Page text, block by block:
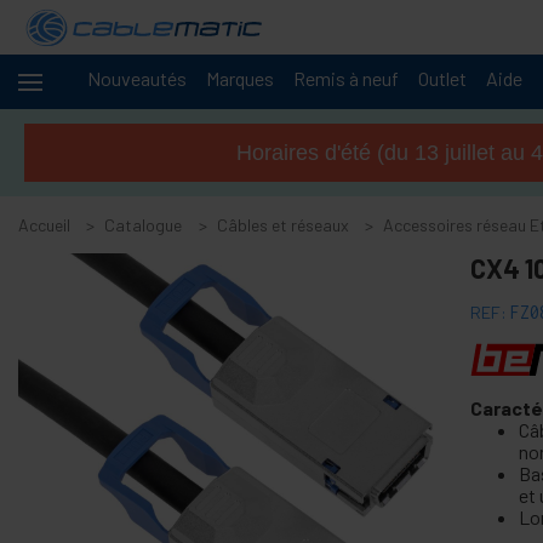
Nouveautés Marques Remis à neuf Outlet Aide
Câbles
-
Accessoires FireWire
+
Adaptateur IDE ATA
+
Adaptateur Bluetooth et accessoires
Port parallèle
Adaptateur RS232
câble BCC
Cable et adaptateur MIDI
+
Câbles et accessoires USB
Câbles CISCO Systems
Horaires d'été (du 13 juillet au
Accueil Catalogue Câbles et réseaux Accessoires réseau
CX4
REF:
et